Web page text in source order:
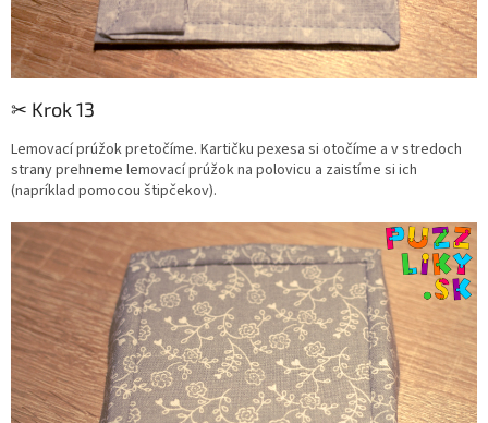
✂︎ Krok 13
Lemovací prúžok pretočíme. Kartičku pexesa si otočíme a v stredoch
strany prehneme lemovací prúžok na polovicu a zaistíme si ich
(napríklad pomocou štipčekov).